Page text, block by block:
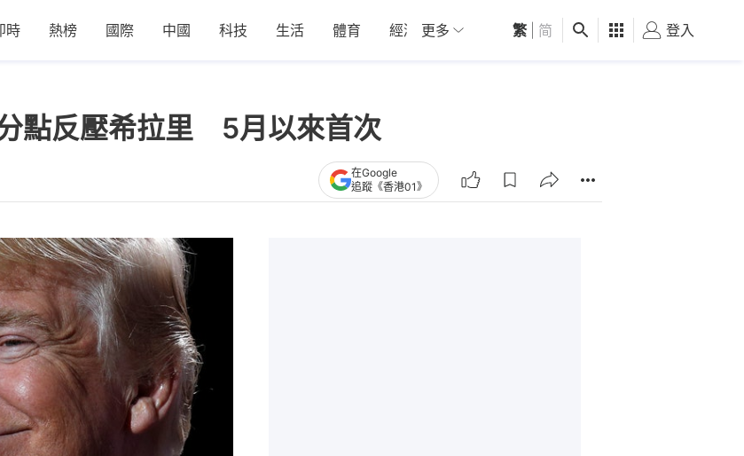
時 熱榜 國際 中國 科技 生活 體育 經濟 01深圳 觀點 健康 好食玩飛
更多 繁 简 登入
點反壓希拉里 5月以來首次
在Google
追蹤《香港01》